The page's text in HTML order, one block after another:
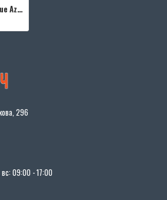
Bernardo Bartalucci Blue Azzurra 5012-6
296
09:00 - 17:00